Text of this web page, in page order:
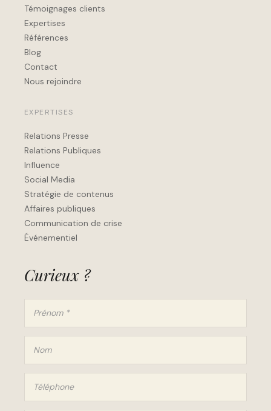
Témoignages clients
Expertises
Références
Blog
Contact
Nous rejoindre
EXPERTISES
Relations Presse
Relations Publiques
Influence
Social Media
Stratégie de contenus
Affaires publiques
Communication de crise
Événementiel
Curieux ?